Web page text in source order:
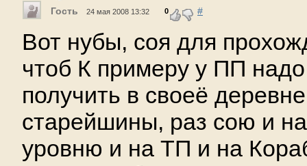
Гость 24 мая 2008 13:32 0 #
Вот нубы, соя для
чтоб К примеру у ПП
получить в своеё
старейшины, раз сою и
уровню и на ТП и на